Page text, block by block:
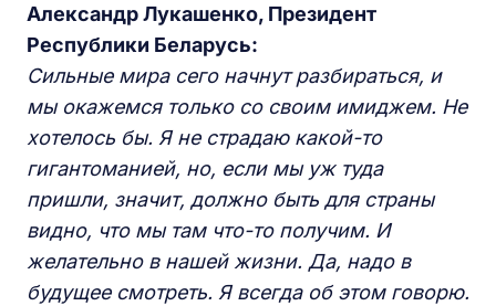
Александр Лукашенко, Президент
Республики Беларусь:
Сильные мира сего начнут разбираться, и
мы окажемся только со своим имиджем. Не
хотелось бы. Я не страдаю какой-то
гигантоманией, но, если мы уж туда
пришли, значит, должно быть для страны
видно, что мы там что-то получим. И
желательно в нашей жизни. Да, надо в
будущее смотреть. Я всегда об этом говорю.